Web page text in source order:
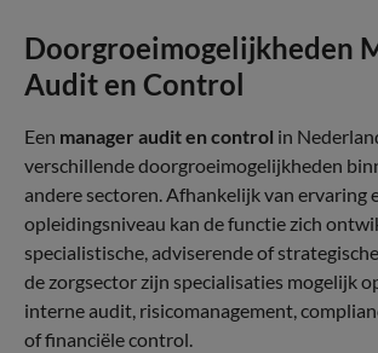
Doorgroeimogelijkheden
Audit en Control
Een manager audit en control in
verschillende doorgroeimogelijkheden
andere sectoren. Afhankelijk van ervaring
opleidingsniveau kan de functie zich
specialistische, adviserende of
de zorgsector zijn specialisaties mogelijk
interne audit, risicomanagement,
of financiële control.